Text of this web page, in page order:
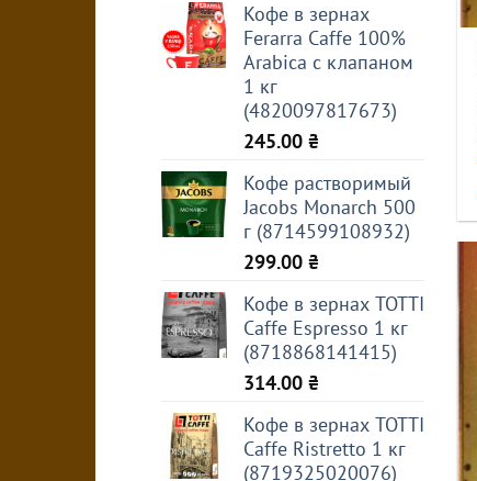
Кофе в зернах
Ferarra Caffe 100%
Arabica с клапаном
1 кг
(4820097817673)
245.00 ₴
Кофе растворимый
Jacobs Monarch 500
г (8714599108932)
299.00 ₴
Кофе в зернах TOTTI
Caffe Espresso 1 кг
(8718868141415)
314.00 ₴
Кофе в зернах TOTTI
Caffe Ristretto 1 кг
(8719325020076)